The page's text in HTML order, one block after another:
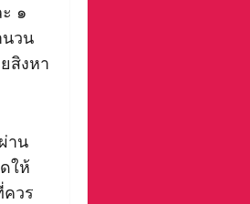
๑
วน
สิงหา
าน
ให้
วร